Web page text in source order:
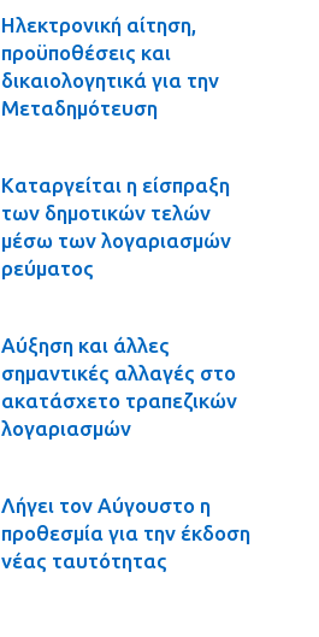
Ηλεκτρονική αίτηση,
προϋποθέσεις και
δικαιολογητικά για την
Μεταδημότευση
Καταργείται η είσπραξη
των δημοτικών τελών
μέσω των λογαριασμών
ρεύματος
Αύξηση και άλλες
σημαντικές αλλαγές στο
ακατάσχετο τραπεζικών
λογαριασμών
Λήγει τον Αύγουστο η
προθεσμία για την έκδοση
νέας ταυτότητας